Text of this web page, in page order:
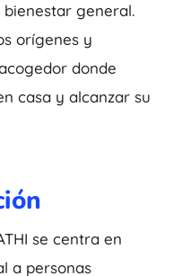
general.
orígenes y
donde
casa y alcanzar su
se centra en
a personas